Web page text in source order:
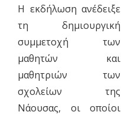
Η εκδήλωση ανέδειξε
τη δημιουργική
συμμετοχή των
μαθητών και
μαθητριών των
σχολείων της
Νάουσας, οι οποίοι